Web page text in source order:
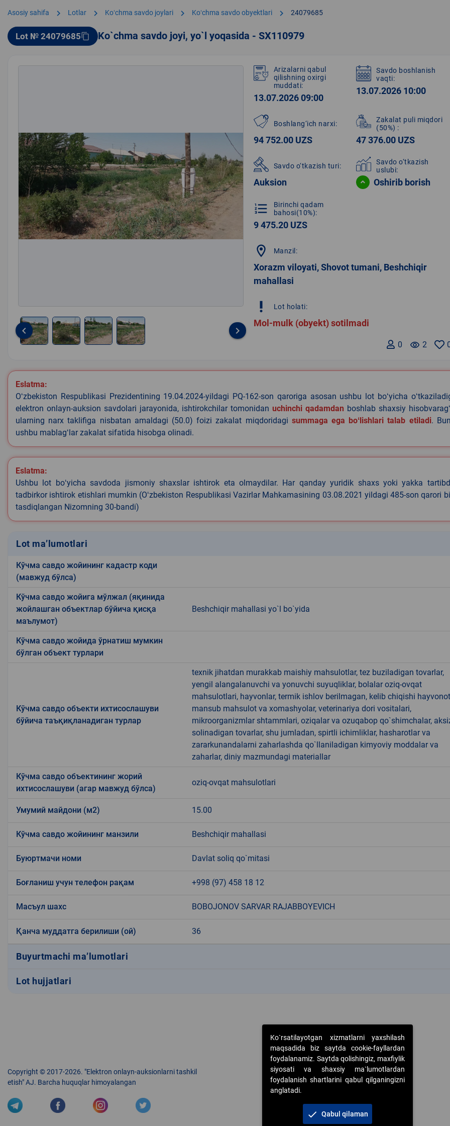
Asosiy sahifa chevron_right Lotlar chevron_right Koʻchma savdo joylari chevron_right Koʻchma savdo obyektlari chevron_right 24079685
Lot № 24079685content_copy Ko`chma savdo joyi, yo`l yoqasida - SX110979
of
4
keyboard_arrow_left keyboard_arrow_right
Arizalarni qabul
qilishning oxirgi
muddati:
13.07.2026 09:00
Savdo boshlanish
vaqti:
13.07.2026 10:00
Boshlang‘ich narxi:
94 752.00 UZS
Zakalat puli miqdori
(50%) :
47 376.00 UZS
Savdo o‘tkazish turi:
Auksion
Savdo o‘tkazish
uslubi:
Oshirib borish
format_list_numbered
Birinchi qadam
bahosi(10%):
9 475.20 UZS
location_on Manzil:
Xorazm viloyati, Shovot tumani, Beshchiqir
mahallasi
priority_high Lot holati:
Mol-mulk (obyekt) sotilmadi
remove_red_eye 2
0
Eslatma:
Oʻzbekiston Respublikasi Prezidentining 19.04.2024-yildagi PQ-162-son qaroriga asosan ushbu lot boʻyicha
elektron onlayn-auksion savdolari jarayonida, ishtirokchilar tomonidan uchinchi qadamdan boshlab shaxsiy
ularning narx taklifiga nisbatan amaldagi (50.0) foizi zakalat miqdoridagi summaga ega boʻlishlari talab etiladi.
ushbu mablagʻlar zakalat sifatida hisobga olinadi.
Eslatma:
Ushbu lot boʻyicha savdoda jismoniy shaxslar ishtirok eta olmaydilar. Har qanday yuridik shaxs yoki yakka
tadbirkor ishtirok etishlari mumkin (Oʻzbekiston Respublikasi Vazirlar Mahkamasining 03.08.2021 yildagi 485-son qarori
tasdiqlangan Nizomning 30-bandi)
Lot ma’lumotlari
Кўчма савдо жойининг кадастр коди
(мавжуд бўлса)
Кўчма савдо жойига мўлжал (яқинида
жойлашган объектлар бўйича қисқа
маълумот)
Beshchiqir mahallasi yo`l bo`yida
Кўчма савдо жойида ўрнатиш мумкин
бўлган объект турлари
Кўчма савдо объекти ихтисослашуви
бўйича таъқиқланадиган турлар
texnik jihatdan murakkab maishiy mahsulotlar, tez buziladigan tovarlar,
yengil alangalanuvchi va yonuvchi suyuqliklar, bolalar oziq-ovqat
mahsulotlari, hayvonlar, termik ishlov berilmagan, kelib chiqishi
mansub mahsulot va xomashyolar, veterinariya dori vositalari,
mikroorganizmlar shtammlari, oziqalar va ozuqabop qo`shimchalar,
solinadigan tovarlar, shu jumladan, spirtli ichimliklar, hasharotlar va
zararkunandalarni zaharlashda qo`llaniladigan kimyoviy moddalar va
zaharlar, diniy mazmundagi materiallar
Кўчма савдо объектининг жорий
ихтисослашуви (агар мавжуд бўлса)
oziq-ovqat mahsulotlari
Умумий майдони (м2) 15.00
Кўчма савдо жойининг манзили Beshchiqir mahallasi
Буюртмачи номи Davlat soliq qo`mitasi
Боғланиш учун телефон рақам +998 (97) 458 18 12
Масъул шахс BOBOJONOV SARVAR RAJABBOYEVICH
Қанча муддатга берилиши (ой) 36
Buyurtmachi ma’lumotlari
Lot hujjatlari
Copyright © 2017-2026. "Elektron onlayn-auksionlarni tashkil
etish" AJ. Barcha huquqlar himoyalangan
Ko`rsatilayotgan xizmatlarni yaxshilash
maqsadida biz saytda cookie-fayllardan
foydalanamiz. Saytda qolishingiz, maxfiylik
siyosati va shaxsiy ma`lumotlardan
foydalanish shartlarini qabul qilganingizni
anglatadi.
check Qabul qilaman